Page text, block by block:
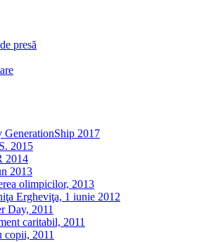
presă
GenerationShip 2017
2015
2014
2013
olimpicilor, 2013
Ergheviţa, 1 iunie 2012
Day, 2011
caritabil, 2011
copii, 2011